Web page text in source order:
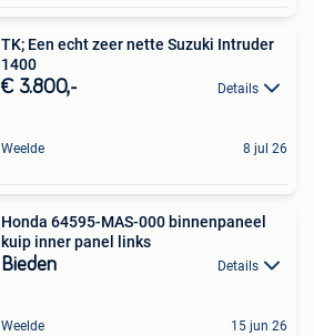
TK; Een echt zeer nette Suzuki Intruder
1400
€ 3.800,- Details
Weelde 8 jul 26
Honda 64595-MAS-000 binnenpaneel
kuip inner panel links
Bieden Details
Weelde 15 jun 26